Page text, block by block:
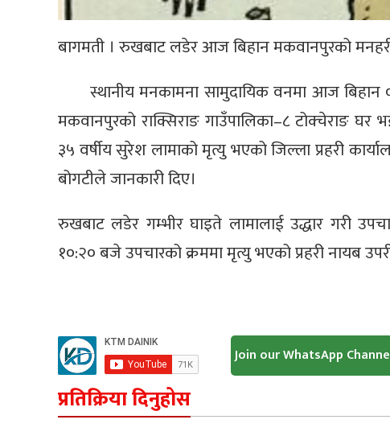
बागमती । रुखबाट लडेर आज बिहान मकवानपुरको
स्थानीय मनकामना सामुदायिक वनमा आज
मकवानपुरको राक्सिराङ गाउँपालिका–८ टोक्चेराङ
३५ वर्षीय सुरेश लामाको मृत्यु भएको जिल्ला प्रहरी
बोगटीले जानकारी दिए।
रुखबाट लडेर गम्भीर घाइते लामालाई उद्धार गरी
१०:२० बजे उपचारको क्रममा मृत्यु भएको प्रहरी नायब
Join our WhatsApp
प्रतिक्रिया दिनुहोस